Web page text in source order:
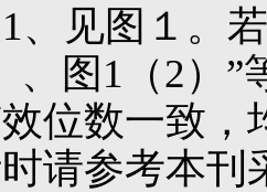
、见图１。
、图1（2）
位数一致
请参考本刊